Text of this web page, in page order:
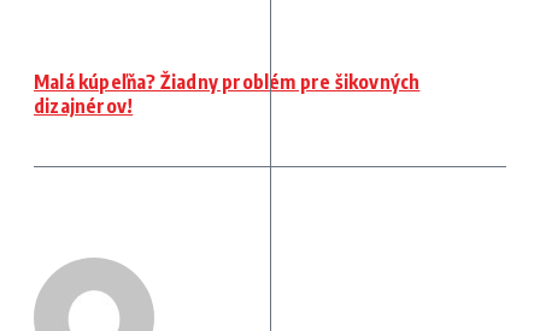
Malá kúpeľňa? Žiadny problém pre šikovných
dizajnérov!